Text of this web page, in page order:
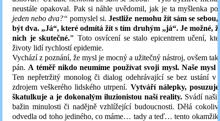
neustále opakoval. Pak si náhle uvědomil, jak je ta myšlenka
jeden nebo dva?“ pomyslel si.Jestliže nemohu žít sám se
být dva. „Já“, které odmítá žít s tím druhým „já“. Je možné,
nich je skutečné." Toto osvícení se stalo epicentrem učení,
životy lidí rychlostí epidemie.
Vychází z poznání, že mysl je mocný a užitečný nástroj, ovšem
pán. A téměř nikdo neumíme používat svoji mysl. Naše mysl
Ten nepřetržitý monolog či dialog odehrávající se bez ustání v
zdrojem veškerého lidského utrpení. Vytváří nálepky,
škatulkuje a je dokonalým iluzionistou naší reality. Svádí naši
bažin minulosti či nadějně vzhlížející budoucnosti. Dělá
odvedla od toho jediného, co máme… tady a teď… tento